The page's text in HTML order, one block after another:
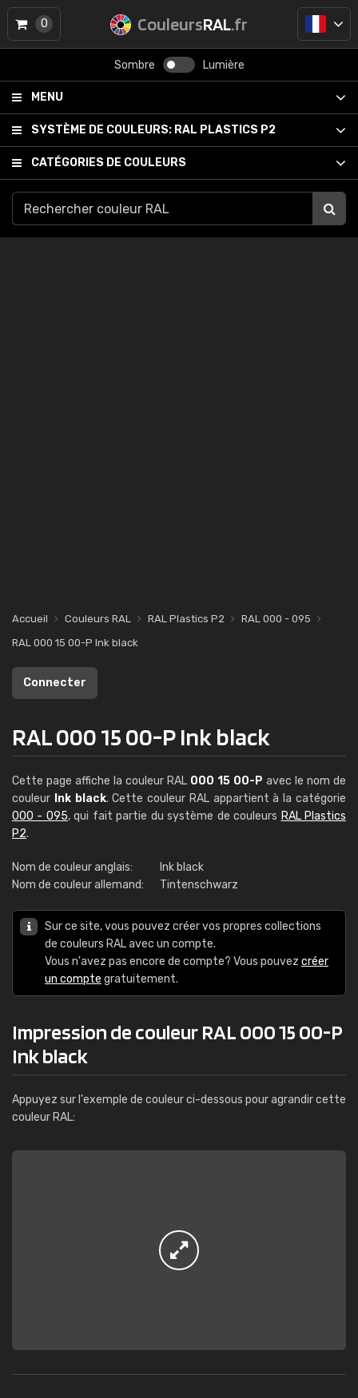
CouleursRAL.fr
Sombre Lumière
MENU
SYSTÈME DE COULEURS: RAL PLASTICS P2
CATÉGORIES DE COULEURS
0
Accueil Couleurs RAL RAL Plastics P2
RAL 000 - 095
RAL 000 15 00-P Ink black
Connecter
RAL 000 15 00-P Ink black
Cette page affiche la couleur RAL 000 15 00-P avec le nom de
couleur Ink black. Cette couleur RAL appartient à la catégorie
000 - 095, qui fait partie du système de couleurs RAL Plastics
P2.
Nom de couleur anglais:
Ink black
Nom de couleur allemand:
Tintenschwarz
Sur ce site, vous pouvez créer vos propres collections
de couleurs RAL avec un compte.
Vous n'avez pas encore de compte? Vous pouvez créer
un compte gratuitement.
Impression de couleur RAL 000 15 00-P
Ink black
Appuyez sur l'exemple de couleur ci-dessous pour agrandir cette
couleur RAL: